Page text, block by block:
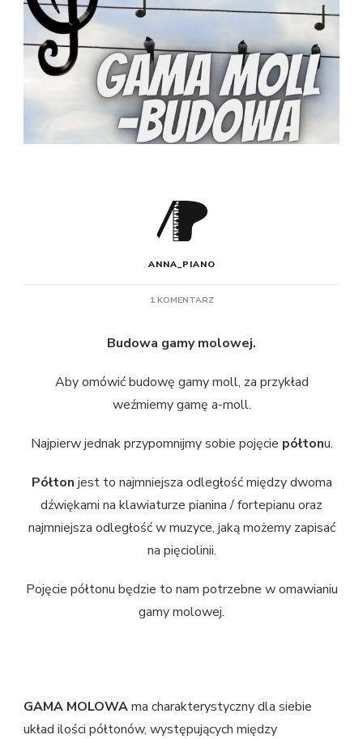
ANNA_PIANO
1 KOMENTARZDO
–
Budowa gamy molowej.
Aby omówić budowę gamy moll, za przykład
weźmiemy gamę a-moll.
Najpierw jednak przypomnijmy sobie pojęcie półtonu.
Półton jest to najmniejsza odległość między dwoma
dźwiękami na klawiaturze pianina / fortepianu oraz
najmniejsza odległość w muzyce, jaką możemy zapisać
na pięciolinii.
Pojęcie półtonu będzie to nam potrzebne w omawianiu
gamy molowej.
GAMA MOLOWAma charakterystyczny dla siebie
układ ilości półtonów, występujących między